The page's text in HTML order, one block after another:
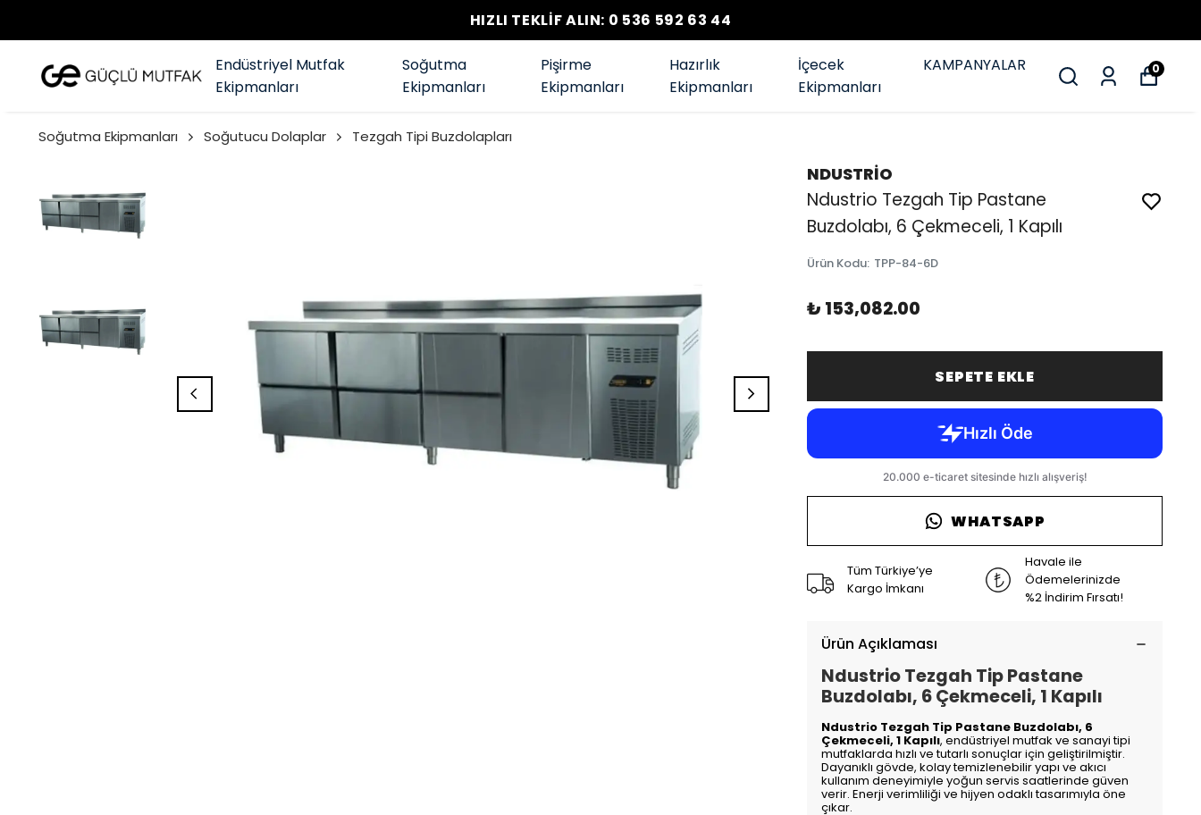
HIZLI TEKLİF ALIN: 0 536 592 63 44
Endüstriyel Mutfak
Ekipmanları
Soğutma
Ekipmanları
Pişirme
Ekipmanları
Hazırlık
Ekipmanları
İçecek
Ekipmanları
KAMPANYALAR 0
Soğutma Ekipmanları Soğutucu Dolaplar Tezgah Tipi Buzdolapları
NDUSTRİO
Ndustrio Tezgah Tip Pastane
Buzdolabı, 6 Çekmeceli, 1 Kapılı
Ürün Kodu: TPP-84-6D
₺ 153,082.00
SEPETE EKLE
WHATSAPP
Tüm Türkiye’ye
Kargo İmkanı
Havale ile
Ödemelerinizde
%2 İndirim Fırsatı!
Ürün Açıklaması
Ndustrio Tezgah Tip Pastane
Buzdolabı, 6 Çekmeceli, 1 Kapılı
Ndustrio Tezgah Tip Pastane Buzdolabı, 6
Çekmeceli, 1 Kapılı, endüstriyel mutfak ve sanayi tipi
mutfaklarda hızlı ve tutarlı sonuçlar için geliştirilmiştir.
Dayanıklı gövde, kolay temizlenebilir yapı ve akıcı
kullanım deneyimiyle yoğun servis saatlerinde güven
verir. Enerji verimliliği ve hijyen odaklı tasarımıyla öne
çıkar.